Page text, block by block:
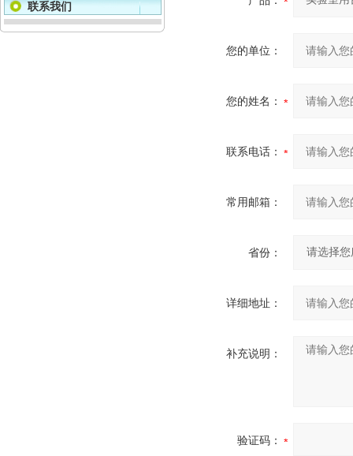
联系我们
您的单位：
您的姓名：
联系电话：
常用邮箱：
省份：
详细地址：
补充说明：
验证码：